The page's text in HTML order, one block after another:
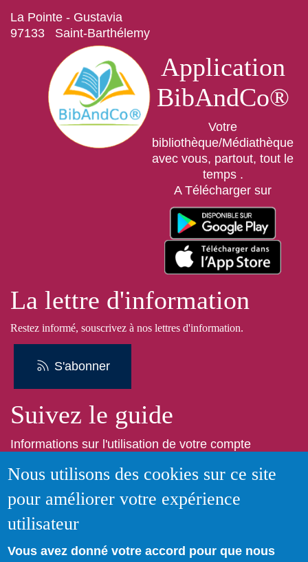
La Pointe - Gustavia
97133 Saint-Barthélemy
Application
BibAndCo®
Votre
bibliothèque/Médiathèque
avec vous, partout, tout le
temps .
A Télécharger sur
La lettre d'information
Restez informé, souscrivez à nos lettres d'information.
S'abonner
Suivez le guide
Informations sur l'utilisation de votre compte
Voir le guide
Nous utilisons des cookies sur ce site
pour améliorer votre expérience
utilisateur
Vous avez donné votre accord pour que nous